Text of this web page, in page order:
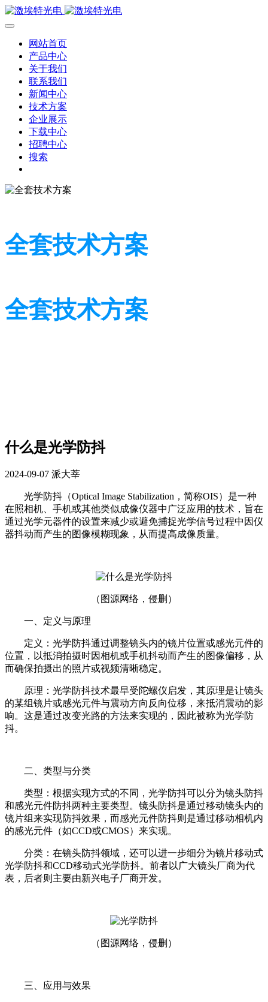
网站首页
产品中心
关于我们
联系我们
新闻中心
技术方案
企业展示
下载中心
招聘中心
搜索
全套技术方案
全套技术方案
什么是光学防抖
2024-09-07 派大莘
光学防抖（Optical Image Stabilization，简称OIS）是一种
在照相机、手机或其他类似成像仪器中广泛应用的技术，旨在
通过光学元器件的设置来减少或避免捕捉光学信号过程中因仪
器抖动而产生的图像模糊现象，从而提高成像质量。
（图源网络，侵删）
一、定义与原理
定义：光学防抖通过调整镜头内的镜片位置或感光元件的
位置，以抵消拍摄时因相机或手机抖动而产生的图像偏移，从
而确保拍摄出的照片或视频清晰稳定。
原理：光学防抖技术最早受陀螺仪启发，其原理是让镜头
的某组镜片或感光元件与震动方向反向位移，来抵消震动的影
响。这是通过改变光路的方法来实现的，因此被称为光学防
抖。
二、类型与分类
类型：根据实现方式的不同，光学防抖可以分为镜头防抖
和感光元件防抖两种主要类型。镜头防抖是通过移动镜头内的
镜片组来实现防抖效果，而感光元件防抖则是通过移动相机内
的感光元件（如CCD或CMOS）来实现。
分类：在镜头防抖领域，还可以进一步细分为镜片移动式
光学防抖和CCD移动式光学防抖。前者以广大镜头厂商为代
表，后者则主要由新兴电子厂商开发。
（图源网络，侵删）
三、应用与效果